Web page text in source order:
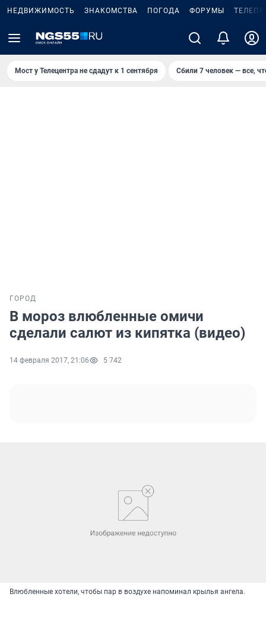
НЕДВИЖИМОСТЬ ЗНАКОМСТВА ПОГОДА ФОРУМЫ
Мост у Телецентра не сдадут к 1 сентября Сбили 7 человек — все,
ГОРОД
В мороз влюбленные омичи
сделали салют из кипятка (видео)
14 февраля 2017, 21:06 5 742
Влюбленные хотели, чтобы пар в воздухе напоминал крылья ангела.